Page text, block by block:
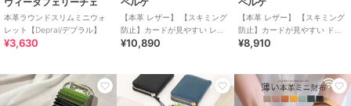
本革ラウンドスリムミニウォ
レット【Depral/デプラル】
¥3,630
【本革 レザー】 【スキミング
防止】カードが見やすい レザ
ーメッシュジャバラカードウ
¥10,890
【本革 レザー】 【スキミング
防止】カードが見やすい ドッ
ト型押し・ジャバラカードウ
¥8,910